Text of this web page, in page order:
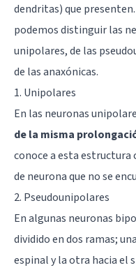
dendritas) que
podemos distinguir las
unipolares, de las
de las anaxónicas.
1. Unipolares
En las neuronas
de la misma
conoce a esta estructura
de neurona que no se
2. Pseudounipolares
En algunas neuronas
dividido en dos ramas;
espinal y la otra hacia el